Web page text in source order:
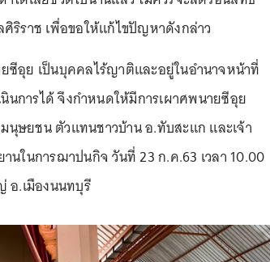
ศิริราช เพื่อขอให้แก้ไขปัญหาดังกล่าว
ซีอุย เป็นบุคคลไร้ญาติและอยู่ในอำนาจหน้าที่
นการได้ จึงกำหนดให้มีการเผาศพนายซีอุย
ษยชน ตัวแทนชาวบ้าน อ.ทับสะแก และเจ้า
นในการฌาปนกิจ วันที่ 23 ก.ค.63 เวลา 10.00
อ.เมืองนนทบุรี